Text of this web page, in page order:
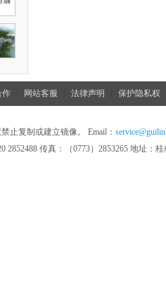
作 网站客服 法律声明 保护隐私权
止复制或建立镜像。 Email：
2852488 传真：（0773）2853265 地址